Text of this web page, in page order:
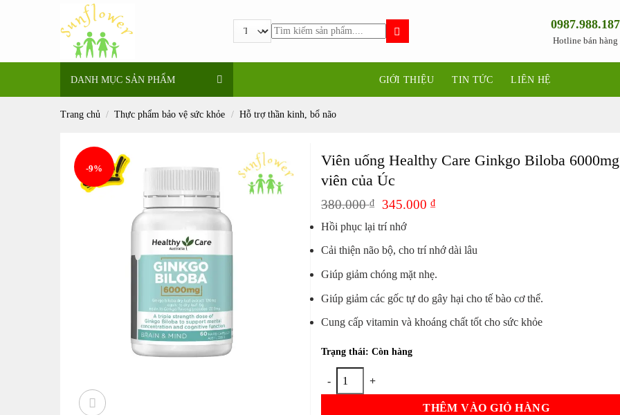
dung
Tìm
kiếm:
0987.988.187
Hotline bán hàng
DANH MỤC SẢN PHẨM GIỚI THIỆU TIN TỨC LIÊN HỆ
Trang chủ / Thực phẩm bảo vệ sức khỏe / Hỗ trợ thần kinh, bổ não
-9%
Viên uống Healthy Care Ginkgo Biloba
viên của Úc
380.000₫
Giá
là:
380.000 ₫.
345.000 ₫Giá
là:
345.000 ₫.
Hồi phục lại trí nhớ
Cải thiện não bộ, cho trí nhớ dài lâu
Giúp giảm chóng mặt nhẹ.
Giúp giảm các gốc tự do gây hại cho tế bào cơ thể.
Cung cấp vitamin và khoáng chất tốt cho sức khỏe
Trạng thái: Còn hàng
Viên uống Healthy Care Ginkgo Biloba 6000mg 60 viên của Úc số
THÊM VÀO GIỎ HÀNG